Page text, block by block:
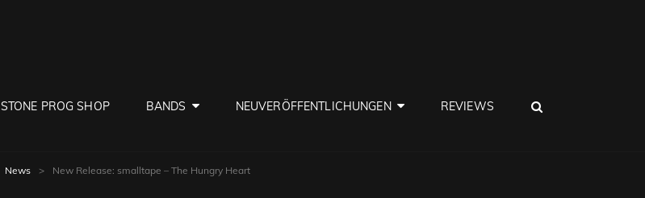
STONE PROG SHOP BANDS NEUVERÖFFENTLICHUNGEN REVIEWS
News > New Release: smalltape – The Hungry Heart